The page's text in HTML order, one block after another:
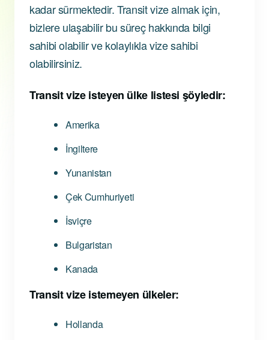
kadar sürmektedir. Transit vize almak için,
bizlere ulaşabilir bu süreç hakkında bilgi
sahibi olabilir ve kolaylıkla vize sahibi
olabilirsiniz.
Transit vize isteyen ülke listesi şöyledir:
Amerika
İngiltere
Yunanistan
Çek Cumhuriyeti
İsviçre
Bulgaristan
Kanada
Transit vize istemeyen ülkeler:
Hollanda